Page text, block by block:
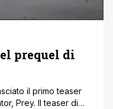
prequel di
il primo teaser
Prey. Il teaser di